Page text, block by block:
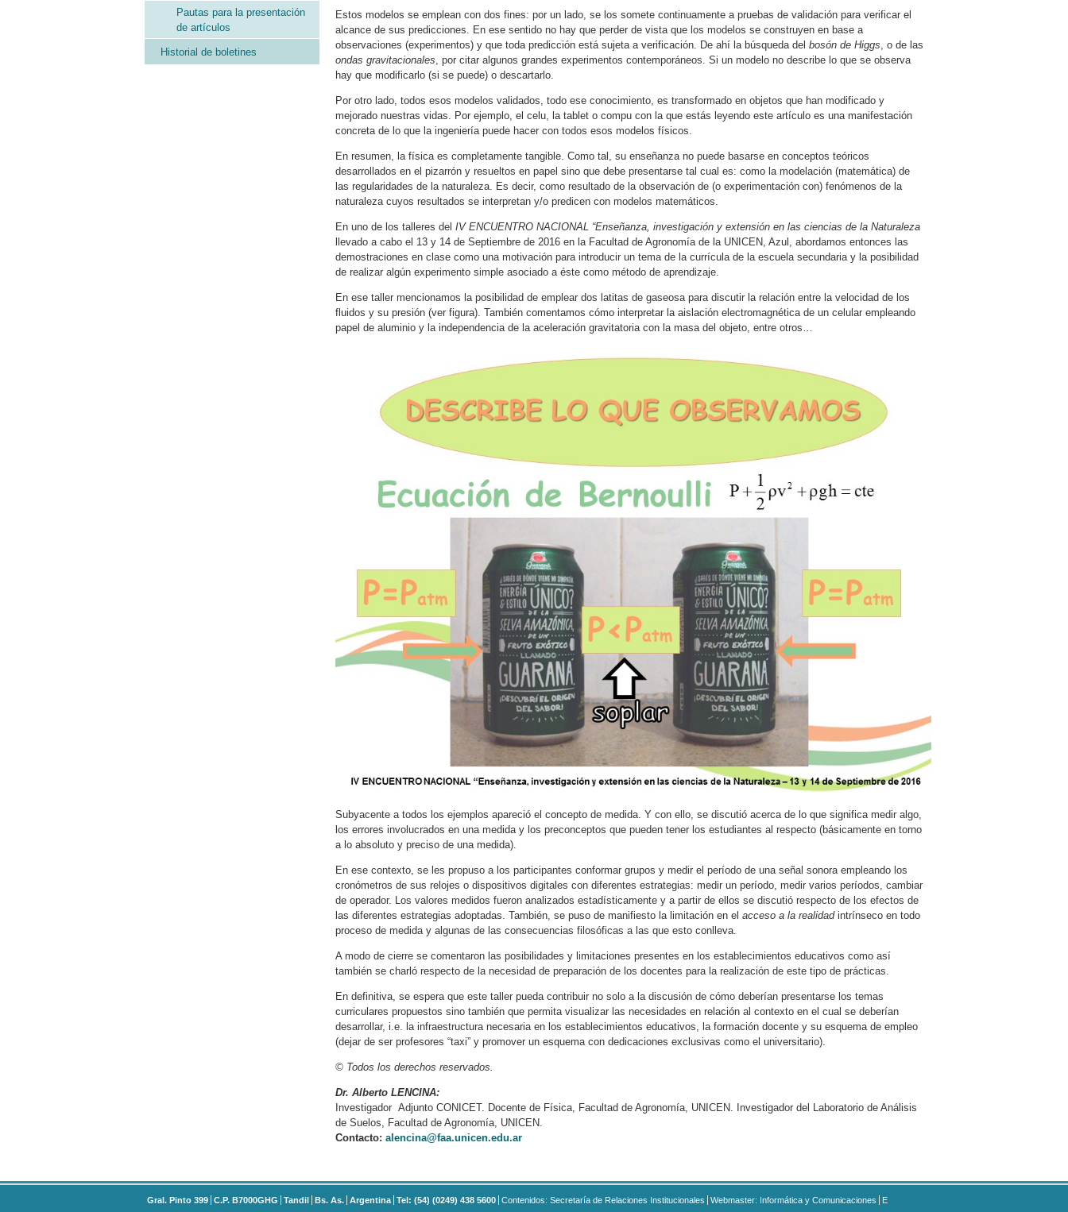
Estos modelos se emplean con dos fines: por un lado, se los somete continuamente a pruebas de validación para verificar el
alcance de sus predicciones. En ese sentido no hay que perder de vista que los modelos se construyen en base a
observaciones (experimentos) y que toda predicción está sujeta a verificación. De ahí la búsqueda del bosón de Higgs, o de las
ondas gravitacionales, por citar algunos grandes experimentos contemporáneos. Si un modelo no describe lo que se observa
hay que modificarlo (si se puede) o descartarlo.
Por otro lado, todos esos modelos validados, todo ese conocimiento, es transformado en objetos que han modificado y
mejorado nuestras vidas. Por ejemplo, el celu, la tablet o compu con la que estás leyendo este artículo es una manifestación
concreta de lo que la ingeniería puede hacer con todos esos modelos físicos.
En resumen, la física es completamente tangible. Como tal, su enseñanza no puede basarse en conceptos teóricos
desarrollados en el pizarrón y resueltos en papel sino que debe presentarse tal cual es: como la modelación (matemática) de
las regularidades de la naturaleza. Es decir, como resultado de la observación de (o experimentación con) fenómenos de la
naturaleza cuyos resultados se interpretan y/o predicen con modelos matemáticos.
En uno de los talleres del IV ENCUENTRO NACIONAL “Enseñanza, investigación y extensión en las ciencias de la Naturaleza
llevado a cabo el 13 y 14 de Septiembre de 2016 en la Facultad de Agronomía de la UNICEN, Azul, abordamos entonces las
demostraciones en clase como una motivación para introducir un tema de la currícula de la escuela secundaria y la posibilidad
de realizar algún experimento simple asociado a éste como método de aprendizaje.
En ese taller mencionamos la posibilidad de emplear dos latitas de gaseosa para discutir la relación entre la velocidad de los
fluidos y su presión (ver figura). También comentamos cómo interpretar la aislación electromagnética de un celular empleando
papel de aluminio y la independencia de la aceleración gravitatoria con la masa del objeto, entre otros…
Subyacente a todos los ejemplos apareció el concepto de medida. Y con ello, se discutió acerca de lo que significa medir algo,
los errores involucrados en una medida y los preconceptos que pueden tener los estudiantes al respecto (básicamente en torno
a lo absoluto y preciso de una medida).
En ese contexto, se les propuso a los participantes conformar grupos y medir el período de una señal sonora empleando los
cronómetros de sus relojes o dispositivos digitales con diferentes estrategias: medir un período, medir varios períodos, cambiar
de operador. Los valores medidos fueron analizados estadísticamente y a partir de ellos se discutió respecto de los efectos de
las diferentes estrategias adoptadas. También, se puso de manifiesto la limitación en el acceso a la realidad intrínseco en todo
proceso de medida y algunas de las consecuencias filosóficas a las que esto conlleva.
A modo de cierre se comentaron las posibilidades y limitaciones presentes en los establecimientos educativos como así
también se charló respecto de la necesidad de preparación de los docentes para la realización de este tipo de prácticas.
En definitiva, se espera que este taller pueda contribuir no solo a la discusión de cómo deberían presentarse los temas
curriculares propuestos sino también que permita visualizar las necesidades en relación al contexto en el cual se deberían
desarrollar, i.e. la infraestructura necesaria en los establecimientos educativos, la formación docente y su esquema de empleo
(dejar de ser profesores “taxi” y promover un esquema con dedicaciones exclusivas como el universitario).
© Todos los derechos reservados.
Dr. Alberto LENCINA:
Investigador Adjunto CONICET. Docente de Física, Facultad de Agronomía, UNICEN. Investigador del Laboratorio de Análisis
de Suelos, Facultad de Agronomía, UNICEN.
Contacto: alencina@faa.unicen.edu.ar
Pautas para la presentación
de artículos
Historial de boletines
Gral. Pinto 399 C.P. B7000GHG Tandil Bs. As. Argentina Tel: (54) (0249) 438 5600 Contenidos: Secretaría de Relaciones Institucionales Webmaster: Informática y Comunicaciones E